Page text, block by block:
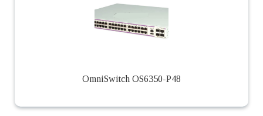
OmniSwitch OS6350-P48